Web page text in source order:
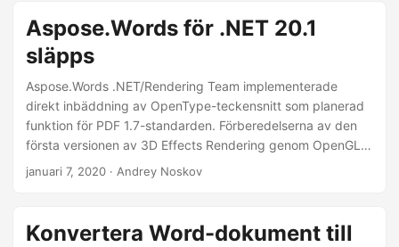
Aspose.Words för .NET 20.1
släpps
Aspose.Words .NET/Rendering Team implementerade
direkt inbäddning av OpenType-teckensnitt som planerad
funktion för PDF 1.7-standarden. Förberedelserna av den
första versionen av 3D Effects Rendering genom OpenGL
pågår. Även olika uppgifter relaterade till SmartArt Cold
januari 7, 2020 · Andrey Noskov
Konvertera Word-dokument till